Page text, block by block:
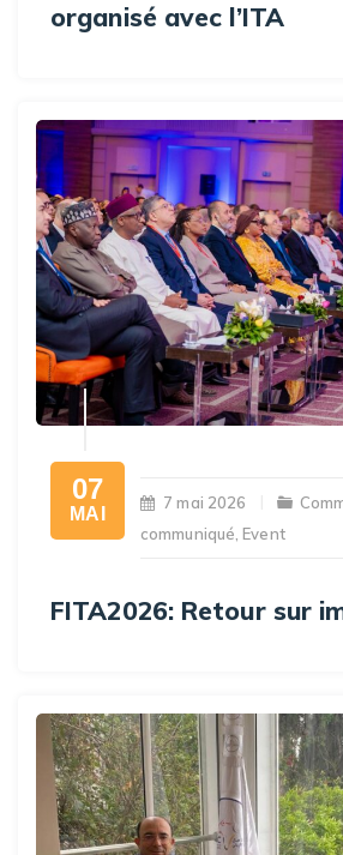
organisé avec l’ITA
07
MAI
7 mai 2026
communiqué,Event
FITA2026: Retour sur